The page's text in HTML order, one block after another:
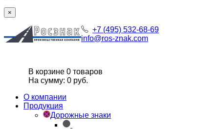
×
+7 (495) 532-68-69
info@ros-znak.com
В корзине 0 товаров
На сумму: 0 руб.
О компании
Продукция
Дорожные знаки